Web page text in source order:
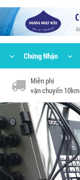
Chứng Nhận
Miễn phí
vận chuyển 10km